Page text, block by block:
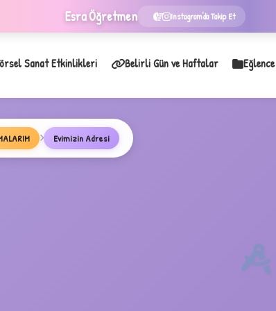
EsraÖğretmen Instagram'da Takip Et
★
Sanat Etkinlikleri Belirli Gün ve Haftalar Eğlence
Evimizin Adresi